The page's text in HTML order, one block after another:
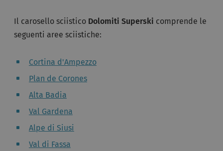
Il carosello sciistico Dolomiti Superski comprende le
seguenti aree sciistiche:
Cortina d'Ampezzo
Plan de Corones
Alta Badia
Val Gardena
Alpe di Siusi
Val di Fassa